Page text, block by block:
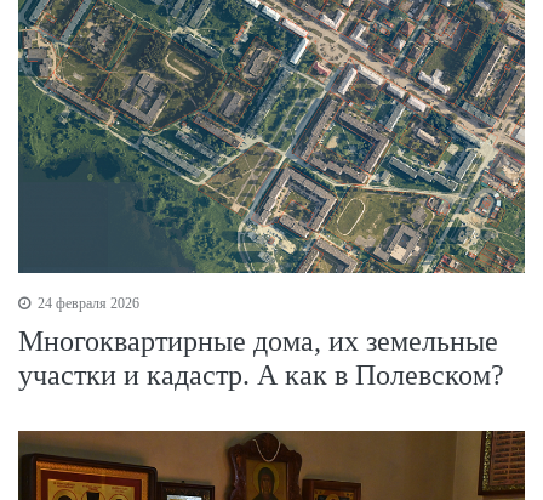
24 февраля 2026
Многоквартирные дома, их земельные
участки и кадастр. А как в Полевском?